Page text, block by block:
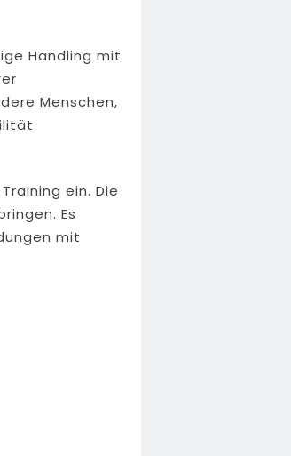
Handling mit
Menschen,
ein. Die
Es
mit